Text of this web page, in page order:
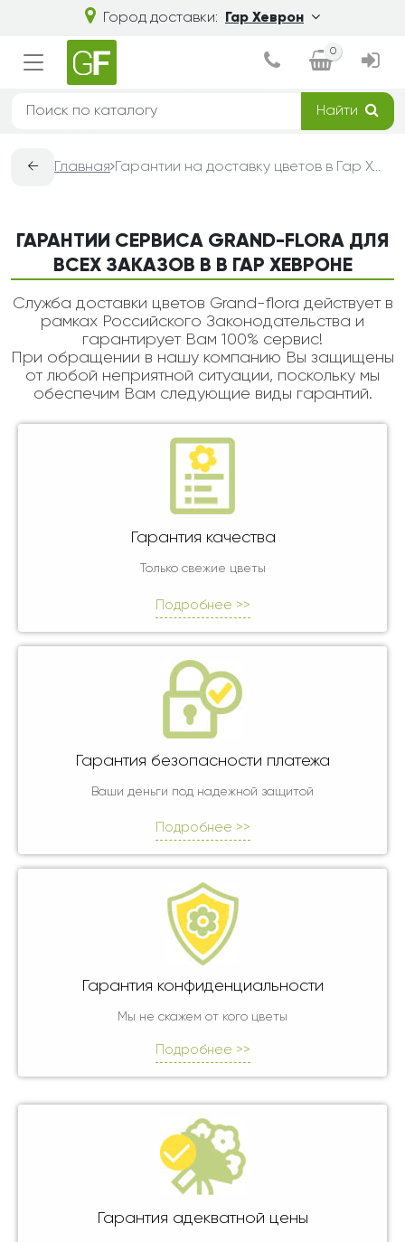
Город доставки: Гар Хеврон
0
Найти
← Главная Гарантии на доставку цветов в Гар Хевроне — Grand-Flora
ГАРАНТИИ СЕРВИСА GRAND-FLORA ДЛЯ
ВСЕХ ЗАКАЗОВ В В ГАР ХЕВРОНЕ
Служба доставки цветов Grand-flora действует в
рамках Российского Законодательства и
гарантирует Вам 100% сервис!
При обращении в нашу компанию Вы защищены
от любой неприятной ситуации, поскольку мы
обеспечим Вам следующие виды гарантий.
Гарантия качества
Только свежие цветы
Подробнее >>
Гарантия безопасности платежа
Ваши деньги под надежной защитой
Подробнее >>
Гарантия конфиденциальности
Мы не скажем от кого цветы
Подробнее >>
Гарантия адекватной цены